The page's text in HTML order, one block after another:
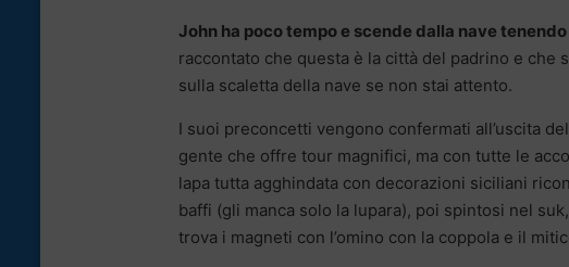
John ha poco tempo e scende dalla nave
raccontato che questa è la città del padrino e
sulla scaletta della nave se non stai attento.
I suoi preconcetti vengono confermati all’uscita
gente che offre tour magnifici, ma con tutte le
lapa tutta agghindata con decorazioni siciliani
baffi (gli manca solo la lupara), poi spintosi nel
trova i magneti con l’omino con la coppola e il